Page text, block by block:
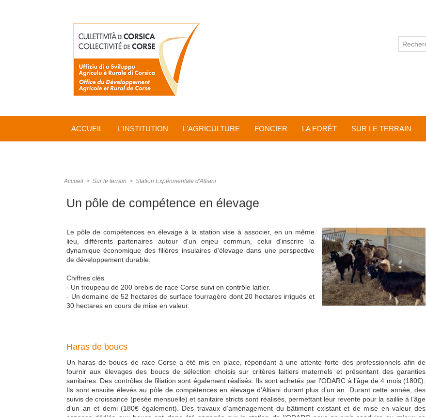
ACCUEIL L'INSTITUTION L'AGRICULTURE FONCIER LA FORÊT SUR LE TERRAIN
Accueil > Sur le terrain > Station Expérimentale d'Altiani
Un pôle de compétence en élevage
Le pôle de compétences en élevage à la station vise à associer, en un même
lieu, différents partenaires autour d'un enjeu commun, celui d'inscrire la
dynamique économique des filières insulaires d'élevage dans une perspective
de développement durable.
Chiffres clés
- Un troupeau de 200 brebis de race Corse suivi en contrôle laitier.
- Un domaine de 52 hectares de surface fourragère dont 20 hectares irrigués et
30 hectares en cours de mise en valeur.
Haras de boucs
Un haras de boucs de race Corse a été mis en place, répondant à une attente forte des professionnels afin de
fournir aux élevages des boucs de sélection choisis sur critères laitiers maternels et présentant des garanties
sanitaires. Des contrôles de filiation sont également réalisés. Ils sont achetés par l’ODARC à l’âge de 4 mois (180€).
Ils sont ensuite élevés au pôle de compétences en élevage d’Altiani durant plus d’un an. Durant cette année, des
suivis de croissance (pesée mensuelle) et sanitaire stricts sont réalisés, permettant leur revente pour la saillie à l’âge
d’un an et demi (180€ également). Des travaux d’aménagement du bâtiment existant et de mise en valeur des